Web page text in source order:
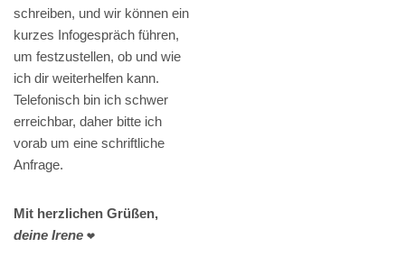
schreiben, und wir können ein
kurzes Infogespräch führen,
um festzustellen, ob und wie
ich dir weiterhelfen kann.
Telefonisch bin ich schwer
erreichbar, daher bitte ich
vorab um eine schriftliche
Anfrage.
Mit herzlichen Grüßen,
deine Irene ❤️